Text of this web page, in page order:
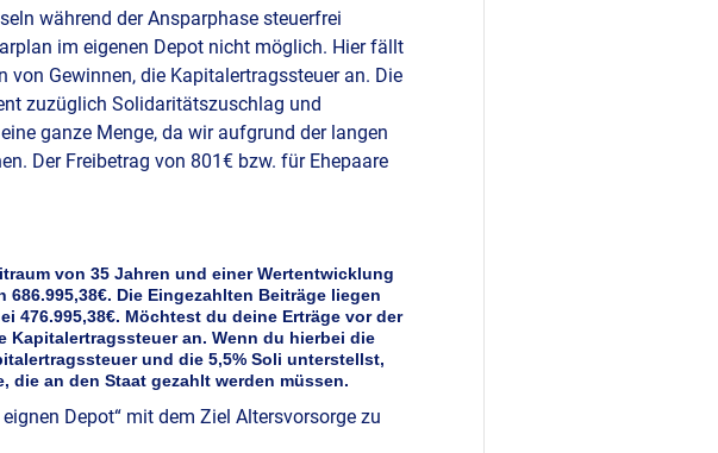
während der Ansparphase steuerfrei
im eigenen Depot nicht möglich. Hier fällt
Gewinnen, die Kapitalertragssteuer an. Die
zuzüglich Solidaritätszuschlag und
ganze Menge, da wir aufgrund der langen
Der Freibetrag von 801€ bzw. für Ehepaare
von 35 Jahren und einer Wertentwicklung
Die Eingezahlten Beiträge liegen
476.995,38€. Möchtest du deine Erträge vor der
an. Wenn du hierbei die
und die 5,5% Soli unterstellst,
die an den Staat gezahlt werden müssen.
Depot“ mit dem Ziel Altersvorsorge zu